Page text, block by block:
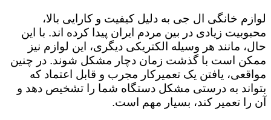
لوازم خانگی ال جی به دلیل کیفیت و کارایی بالا،
محبوبیت زیادی در بین مردم ایران پیدا کرده اند. با این
حال، مانند هر وسیله الکتریکی دیگری، این لوازم نیز
ممکن است با گذشت زمان دچار مشکل شوند. در چنین
مواقعی، یافتن یک تعمیرکار مجرب و قابل اعتماد که
بتواند به درستی مشکل دستگاه شما را تشخیص دهد و
آن را تعمیر کند، بسیار مهم است.